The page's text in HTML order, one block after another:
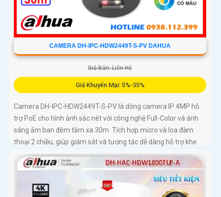
CAMERA DH-IPC-HDW2449T-S-PV DAHUA
Giá Bán: Liên Hệ
Giá Khuyến Mại: 5%-35%
Camera DH-IPC-HDW2449T-S-PV là dòng camera IP 4MP hỗ
trợ PoE cho hình ảnh sắc nét với công nghệ Full-Color và ánh
sáng ấm ban đêm tầm xa 30m. Tích hợp micro và loa đàm
thoại 2 chiều, giúp giám sát và tương tác dễ dàng hỗ trợ khe
thẻ nhớ tối đa 256GB, công nghệ nén H